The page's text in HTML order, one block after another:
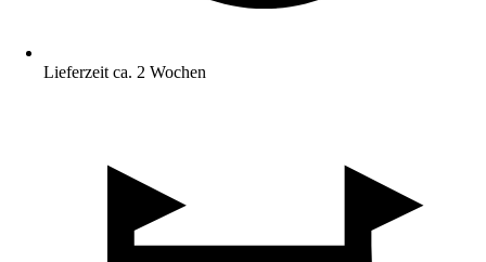
Lieferzeit ca. 2 Wochen